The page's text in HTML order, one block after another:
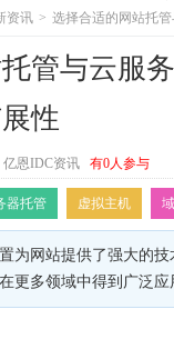
资讯 > 选择合适的网站托
管与云服
性
亿恩IDC资讯 有0人参与
器托管 虚拟主机
为网站提供了强大的
更多领域中得到广泛应